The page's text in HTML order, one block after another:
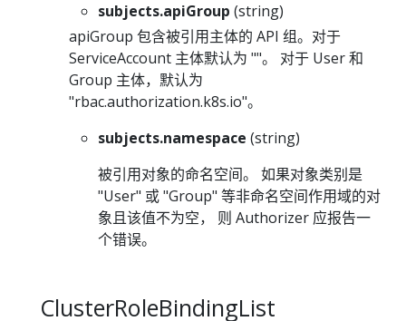
subjects.apiGroup (string)
apiGroup 包含被引用主体的 API 组。对于
ServiceAccount 主体默认为 ""。 对于 User 和
Group 主体，默认为
"rbac.authorization.k8s.io"。
subjects.namespace (string)
被引用对象的命名空间。 如果对象类别是
"User" 或 "Group" 等非命名空间作用域的对
象且该值不为空， 则 Authorizer 应报告一
个错误。
ClusterRoleBindingList